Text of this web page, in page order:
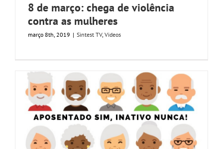
8 de março: chega de violência
contra as mulheres
março 8th, 2019 | Sintest TV, Videos